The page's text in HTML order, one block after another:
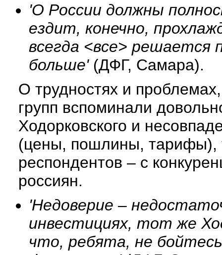
'О России должны
ездит, конечно,
всегда <все> решается
больше'(ДФГ, Самара).
О трудностях и
групп вспоминали
Ходорковского и
(цены, пошлины, тарифы),
респондентов – с
россиян.
'Недоверие –
инвестициях, тот же
что, ребята, не